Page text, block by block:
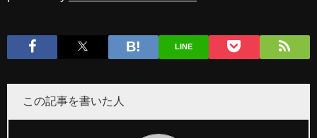
LINE
この記事を書いた人